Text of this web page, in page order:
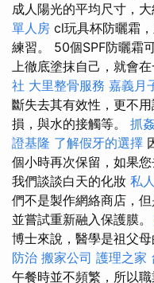
成人陽光的平均尺寸，
單人房 cl玩具杯防曬霜
練習。 50個SPF防曬霜
上徹底塗抹自己，就會
社 大里整骨服務 嘉義月
斷失去其有效性，更不
損，與水的接觸等。 抓
證基隆 了解假牙的選擇
個小時再次保留，如果
我們談談白天的化妝 私
們不是製作網絡商店，
並嘗試重新融入保護膜。
博士來說，醫學是祖父母
防治 搬家公司 護理之家
午餐時並不頻繁，所以